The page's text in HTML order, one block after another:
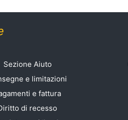
Sezione Aiuto
e limitazioni
e fattura
di recesso